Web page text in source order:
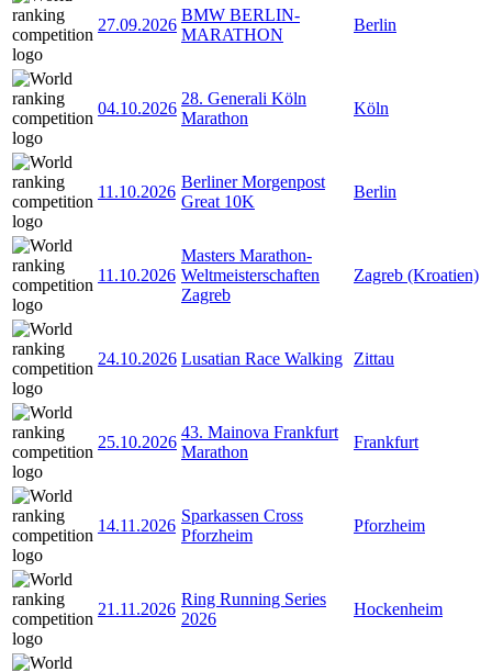
27.09.2026
BMW BERLIN-
MARATHON
Berlin
04.10.2026
28. Generali Köln
Marathon
Köln
11.10.2026
Berliner Morgenpost
Great 10K
Berlin
11.10.2026
Masters Marathon-
Weltmeisterschaften
Zagreb
Zagreb (Kroatien)
24.10.2026 Lusatian Race Walking Zittau
25.10.2026
43. Mainova Frankfurt
Marathon
Frankfurt
14.11.2026
Sparkassen Cross
Pforzheim
Pforzheim
21.11.2026
Ring Running Series
2026
Hockenheim